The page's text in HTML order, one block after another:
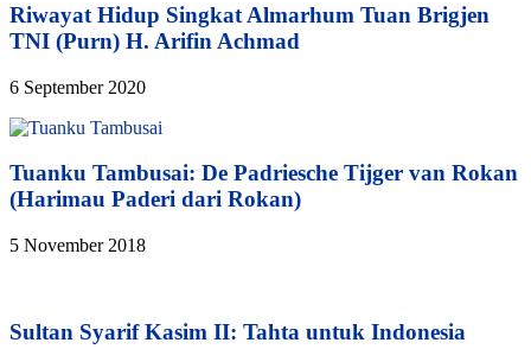
Riwayat Hidup Singkat Almarhum Tuan Brigjen
TNI (Purn) H. Arifin Achmad
6 September 2020
Tuanku Tambusai: De Padriesche Tijger van Rokan
(Harimau Paderi dari Rokan)
5 November 2018
Sultan Syarif Kasim II: Tahta untuk Indonesia